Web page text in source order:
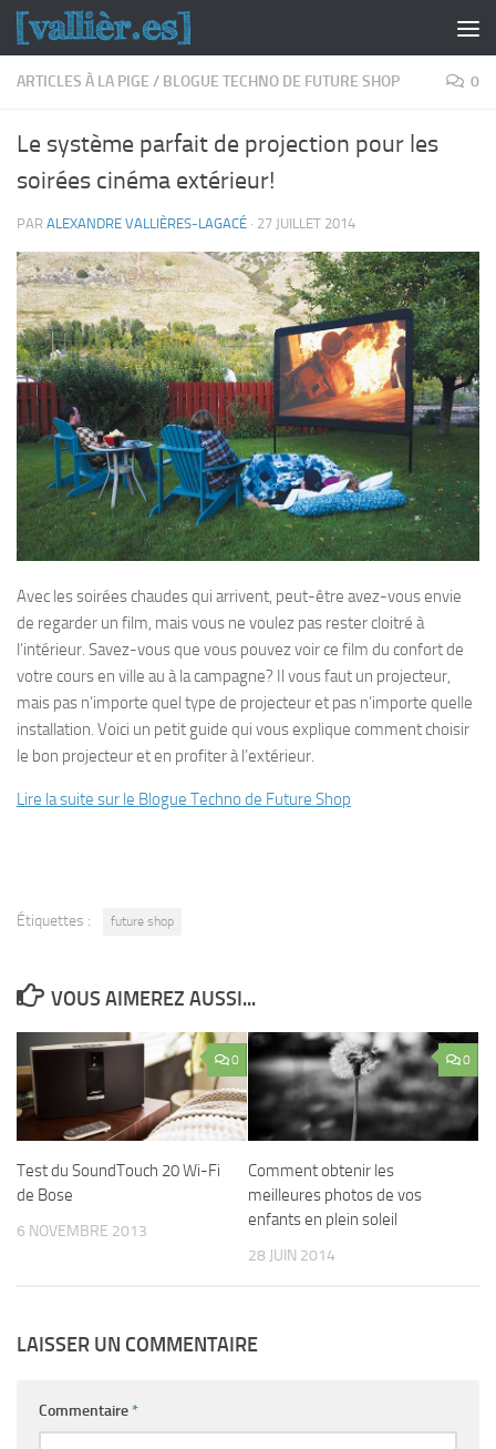
Skip to content
ARTICLES À LA PIGE / BLOGUE TECHNO DE FUTURE SHOP 0
Le système parfait de projection pour les
soirées cinéma extérieur!
PAR ALEXANDRE VALLIÈRES-LAGACÉ · 27 JUILLET 2014
Avec les soirées chaudes qui arrivent, peut-être avez-vous envie
de regarder un film, mais vous ne voulez pas rester cloitré à
l’intérieur. Savez-vous que vous pouvez voir ce film du confort de
votre cours en ville au à la campagne? Il vous faut un projecteur,
mais pas n’importe quel type de projecteur et pas n’importe quelle
installation. Voici un petit guide qui vous explique comment choisir
le bon projecteur et en profiter à l’extérieur.
Lire la suite sur le Blogue Techno de Future Shop
Étiquettes : future shop
VOUS AIMEREZ AUSSI...
0
Test du SoundTouch 20 Wi-Fi
de Bose
6 NOVEMBRE 2013
0
Comment obtenir les
meilleures photos de vos
enfants en plein soleil
28 JUIN 2014
LAISSER UN COMMENTAIRE
Commentaire*